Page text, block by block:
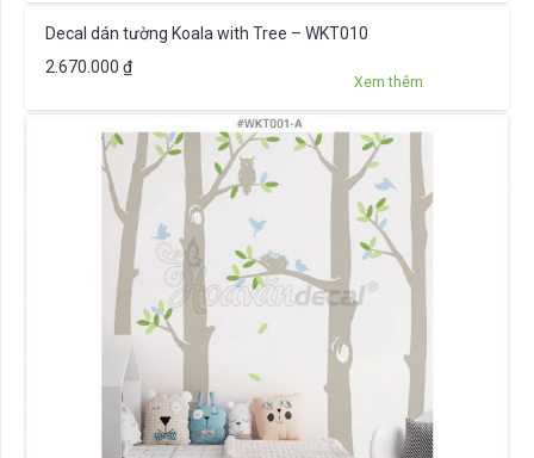
Decal dán tường Koala with Tree – WKT010
2.670.000 ₫
Xem thêm